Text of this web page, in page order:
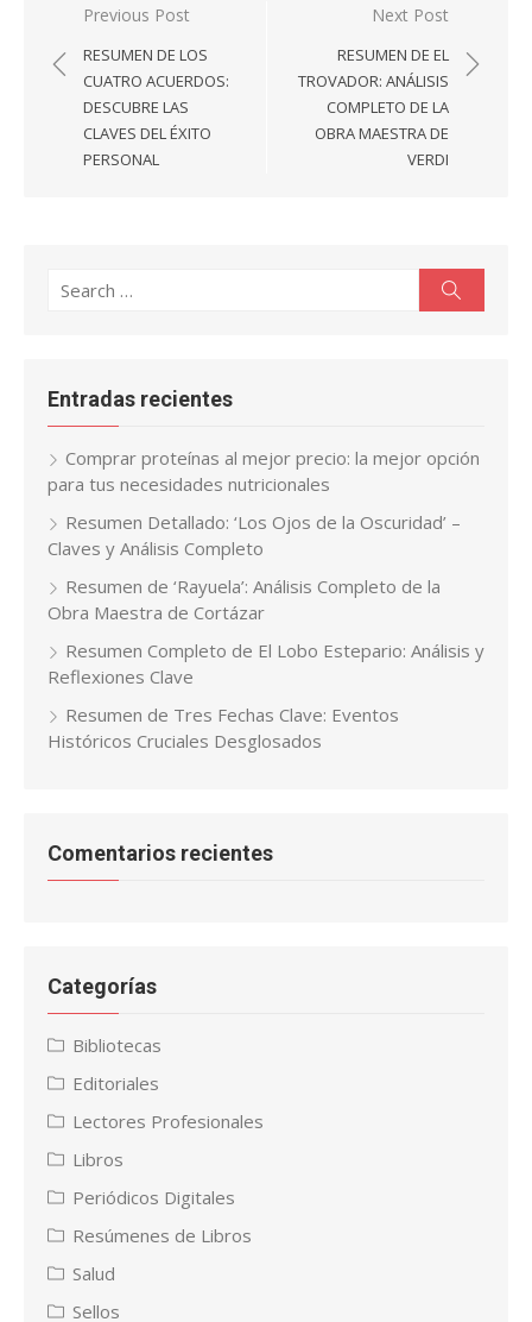
Navegación
de
entradas
Previous Post
RESUMEN DE LOS
CUATRO ACUERDOS:
DESCUBRE LAS
CLAVES DEL ÉXITO
PERSONAL
Next Post
RESUMEN DE EL
TROVADOR: ANÁLISIS
COMPLETO DE LA
OBRA MAESTRA DE
VERDI
Search
Entradas recientes
Comprar proteínas al mejor precio: la mejor opción
para tus necesidades nutricionales
Resumen Detallado: ‘Los Ojos de la Oscuridad’ –
Claves y Análisis Completo
Resumen de ‘Rayuela’: Análisis Completo de la
Obra Maestra de Cortázar
Resumen Completo de El Lobo Estepario: Análisis y
Reflexiones Clave
Resumen de Tres Fechas Clave: Eventos
Históricos Cruciales Desglosados
Comentarios recientes
Categorías
Bibliotecas
Editoriales
Lectores Profesionales
Libros
Periódicos Digitales
Resúmenes de Libros
Salud
Sellos